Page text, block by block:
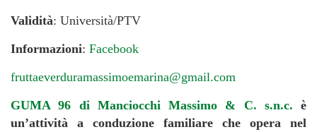
Validità: Università/PTV
Informazioni: Facebook
fruttaeverduramassimoemarina@gmail.com
GUMA 96 di Manciocchi Massimo & C. s.n.c. è
un’attività a conduzione familiare che opera nel